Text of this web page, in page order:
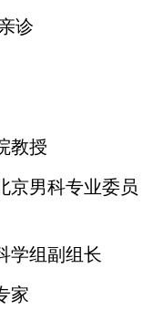
诊
教授
男科专业委员
组副组长
家